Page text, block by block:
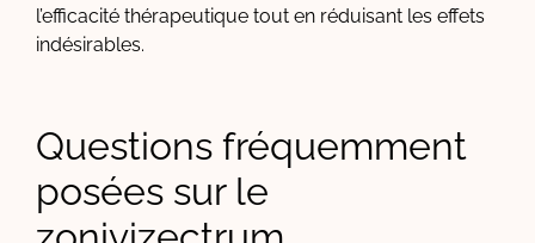
l’efficacité thérapeutique tout en réduisant les effets
indésirables.
Questions fréquemment
posées sur le